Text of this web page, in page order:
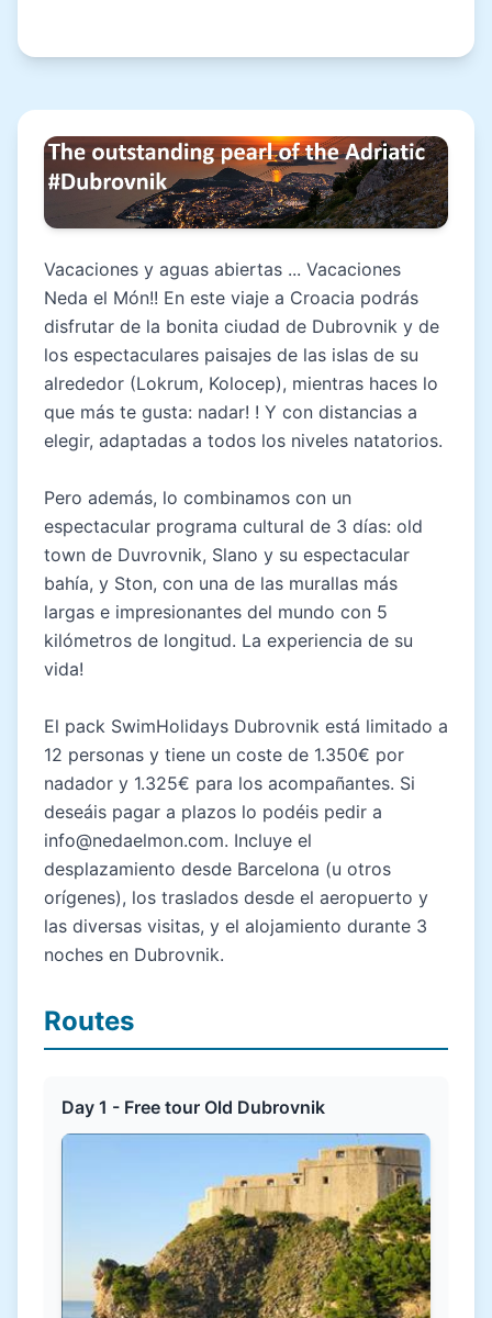
Vacaciones y aguas abiertas ... Vacaciones
Neda el Món!! En este viaje a Croacia podrás
disfrutar de la bonita ciudad de Dubrovnik y de
los espectaculares paisajes de las islas de su
alrededor (Lokrum, Kolocep), mientras haces lo
que más te gusta: nadar! ! Y con distancias a
elegir, adaptadas a todos los niveles natatorios.
Pero además, lo combinamos con un
espectacular programa cultural de 3 días: old
town de Duvrovnik, Slano y su espectacular
bahía, y Ston, con una de las murallas más
largas e impresionantes del mundo con 5
kilómetros de longitud. La experiencia de su
vida!
El pack SwimHolidays Dubrovnik está limitado a
12 personas y tiene un coste de 1.350€ por
nadador y 1.325€ para los acompañantes. Si
deseáis pagar a plazos lo podéis pedir a
info@nedaelmon.com. Incluye el
desplazamiento desde Barcelona (u otros
orígenes), los traslados desde el aeropuerto y
las diversas visitas, y el alojamiento durante 3
noches en Dubrovnik.
Routes
Day 1 - Free tour Old Dubrovnik